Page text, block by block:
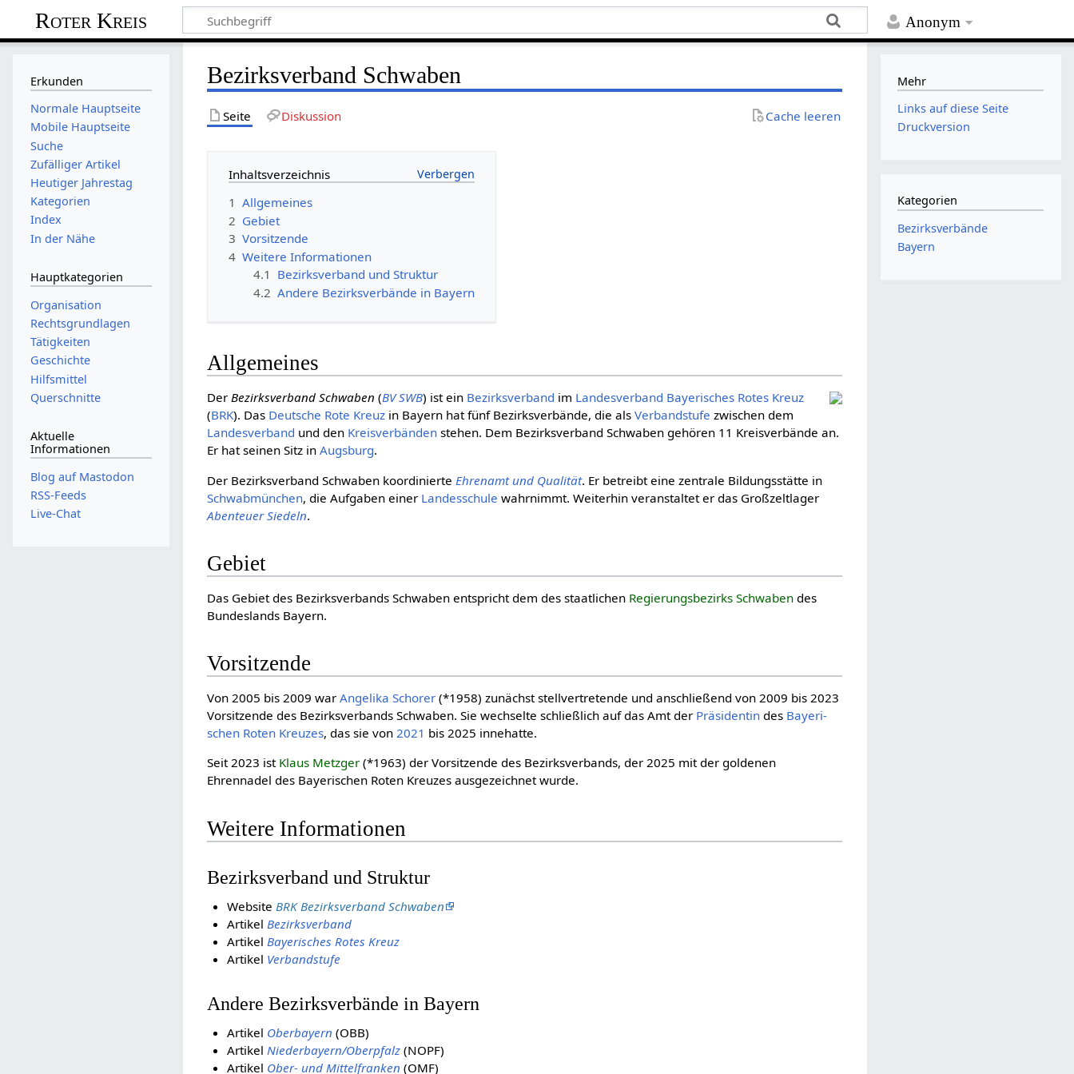
Anonym
Roter Kreis
Bezirksverband Schwaben
Seite Diskussion Cache leeren
Inhaltsverzeichnis
1 Allgemeines
2 Gebiet
3 Vorsitzende
4 Weitere Informationen
4.1 Bezirksverband und Struktur
4.2 Andere Bezirksverbände in Bayern
Allgemeines
DerBezirksverband Schwaben (BV SWB) ist ein Bezirksverband im Landesverband Bayerisches Rotes Kreuz
(BRK). Das Deut­sche Rote Kreuz in Bayern hat fünf Bezirksverbände, die alsVerbandstufe zwischen dem
Landesverband und den Kreis­verbänden stehen. Dem Bezirksverband Schwaben gehören 11 Kreisverbände an.
Er hat seinen Sitz inAugsburg.
Der Bezirksverband Schwaben koordinierte Ehrenamt und Qualität. Er betreibt eine zentrale Bildungsstätte in
Schwabmünchen, die Aufgaben einer Landesschule wahrnimmt. Weiterhin veranstaltet er das Großzeltlager
Abenteuer Siedeln.
Gebiet
Das Gebiet des Bezirksverbands Schwaben entspricht dem des staatlichen Regierungsbezirks Schwaben des
Bundeslands Bayern.
Vorsitzende
Von 2005 bis 2009 warAngelika Schorer (*1958) zunächst stellvertretende und anschließend von 2009 bis 2023
Vorsitzende des Bezirksverbands Schwaben. Sie wechselte schließlich auf das Amt der Präsidentin des Baye­ri­
schen Roten Kreuzes, das sie von2021 bis 2025 innehatte.
Seit 2023 ist Klaus Metzger (*1963) der Vorsitzende des Bezirksverbands, der 2025 mit der goldenen
Ehrennadel des Bayerischen Roten Kreuzes ausgezeichnet wurde.
Weitere Informationen
Bezirksverband und Struktur
Website BRK Bezirksverband Schwaben
Artikel Bezirksverband
Artikel Bayerisches Rotes Kreuz
Artikel Verbandstufe
Andere Bezirksverbände in Bayern
Artikel Oberbayern (OBB)
Artikel Niederbayern/Oberpfalz(NOPF)
Artikel Ober- und Mittelfranken (OMF)
Erkunden
Normale Hauptseite
Mobile Hauptseite
Suche
Zufälliger Artikel
Heutiger Jahrestag
Kategorien
Index
In der Nähe
Hauptkategorien
Organisation
Rechtsgrundlagen
Tätigkeiten
Geschichte
Hilfsmittel
Querschnitte
Aktuelle
Informationen
Blog auf Mastodon
RSS-Feeds
Live-Chat
Mehr
Links auf diese Seite
Druckversion
Kategorien
Bezirksverbände
Bayern